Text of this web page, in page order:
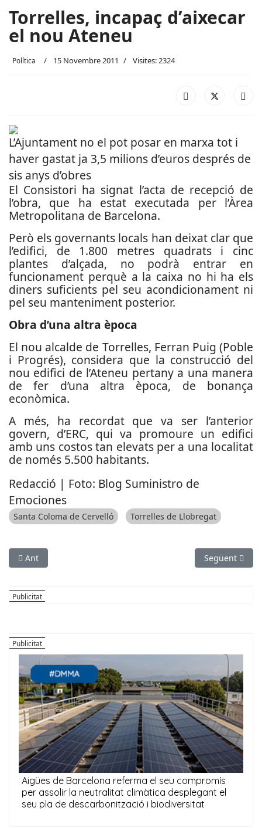
Torrelles, incapaç d’aixecar
el nou Ateneu
Política 15 Novembre 2011 Visites: 2324
L’Ajuntament no el pot posar en marxa tot i
haver gastat ja 3,5 milions d’euros després de
sis anys d’obres
El Consistori ha signat l’acta de recepció de
l’obra, que ha estat executada per l’Àrea
Metropolitana de Barcelona.
Però els governants locals han deixat clar que
l’edifici, de 1.800 metres quadrats i cinc
plantes d’alçada, no podrà entrar en
funcionament perquè a la caixa no hi ha els
diners suficients pel seu acondicionament ni
pel seu manteniment posterior.
Obra d’una altra època
El nou alcalde de Torrelles, Ferran Puig (Poble
i Progrés), considera que la construcció del
nou edifici de l’Ateneu pertany a una manera
de fer d’una altra època, de bonança
econòmica.
A més, ha recordat que va ser l’anterior
govern, d’ERC, qui va promoure un edifici
amb uns costos tan elevats per a una localitat
de només 5.500 habitants.
Redacció | Foto: Blog Suministro de
Emociones
Santa Coloma de Cervelló Torrelles de Llobregat
Article anterior: Chacón guanya a Esplugues però perd més
Ant Article
Següent